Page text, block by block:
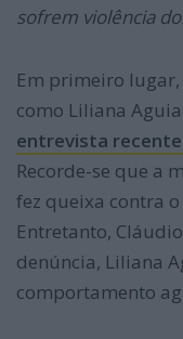
sofrem violência
Em primeiro
como Liliana
entrevista
Recorde-se que a
fez queixa contra
Entretanto,
denúncia, Liliana
comportamento